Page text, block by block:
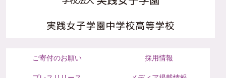
ご寄付のお願い 採用情報